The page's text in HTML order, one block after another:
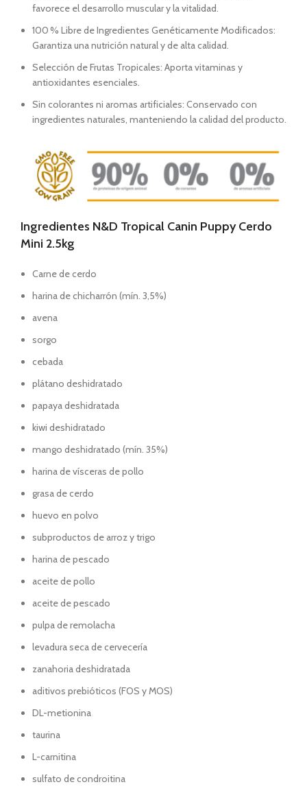
favorece el desarrollo muscular y la vitalidad.
100 % Libre de Ingredientes Genéticamente Modificados:
Garantiza una nutrición natural y de alta calidad.
Selección de Frutas Tropicales: Aporta vitaminas y
antioxidantes esenciales.
Sin colorantes ni aromas artificiales: Conservado con
ingredientes naturales, manteniendo la calidad del producto.
Ingredientes N&D Tropical Canin Puppy Cerdo
Mini 2.5kg
Carne de cerdo
harina de chicharrón (mín. 3,5%)
avena
sorgo
cebada
plátano deshidratado
papaya deshidratada
kiwi deshidratado
mango deshidratado (mín. 35%)
harina de vísceras de pollo
grasa de cerdo
huevo en polvo
subproductos de arroz y trigo
harina de pescado
aceite de pollo
aceite de pescado
pulpa de remolacha
levadura seca de cervecería
zanahoria deshidratada
aditivos prebióticos (FOS y MOS)
DL-metionina
taurina
L-carnitina
sulfato de condroitina